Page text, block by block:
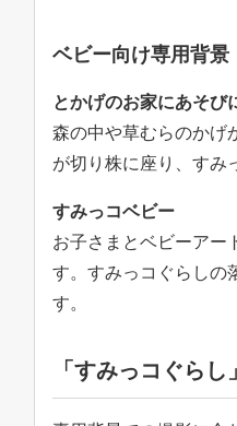
ベビー向け専用背景
とかげのお家にあそび
森の中や草むらのかげ
が切り株に座り、すみ
すみっコベビー
お子さまとベビーアー
す。すみっコぐらしの
す。
「すみっコぐら